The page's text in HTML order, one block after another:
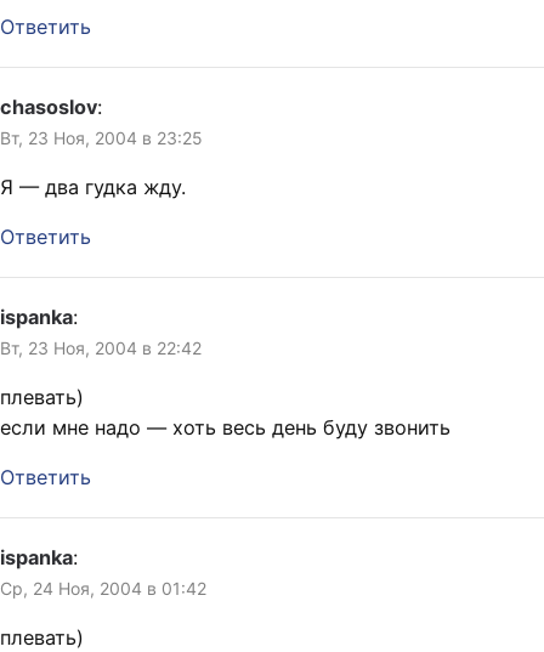
Ответить
chasoslov:
Вт, 23 Ноя, 2004 в 23:25
Я — два гудка жду.
Ответить
ispanka:
Вт, 23 Ноя, 2004 в 22:42
плевать)
если мне надо — хоть весь день буду звонить
Ответить
ispanka:
Ср, 24 Ноя, 2004 в 01:42
плевать)